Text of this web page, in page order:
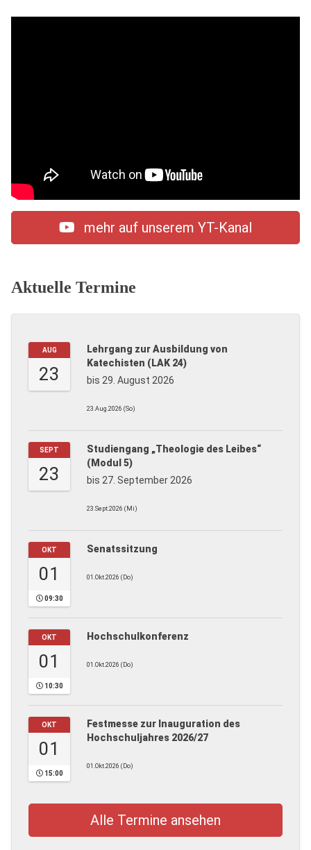
mehr auf unserem YT-Kanal
Aktuelle Termine
AUG
23
Lehrgang zur Ausbildung von
Katechisten (LAK 24)
bis 29. August 2026
23.Aug.2026 (So)
SEPT
23
Studiengang „Theologie des Leibes“
(Modul 5)
bis 27. September 2026
23.Sept.2026 (Mi)
OKT
01
09:30
Senatssitzung
01.Okt.2026 (Do)
OKT
01
10:30
Hochschulkonferenz
01.Okt.2026 (Do)
OKT
01
15:00
Festmesse zur Inauguration des
Hochschuljahres 2026/27
01.Okt.2026 (Do)
Alle Termine ansehen